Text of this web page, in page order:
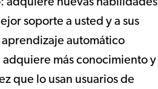
adquiere nuevas habilidades
soporte a usted y a sus
automático
más conocimiento y
que lo usan usuarios de